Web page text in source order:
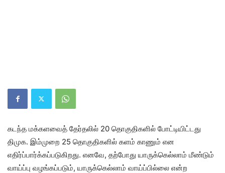
கடந்த மக்களவைத் தேர்தலில் 20 தொகுதிகளில் போட்டியிட்டது
திமுக. இம்முறை 25 தொகுதிகளில் களம் காணும் என
எதிர்ப்பார்க்கப்படுகிறது. எனவே, தற்போது யாருக்கெல்லாம் மீண்டும்
வாய்ப்பு வழங்கப்படும், யாருக்கெல்லாம் வாய்ப்பில்லை என்ற